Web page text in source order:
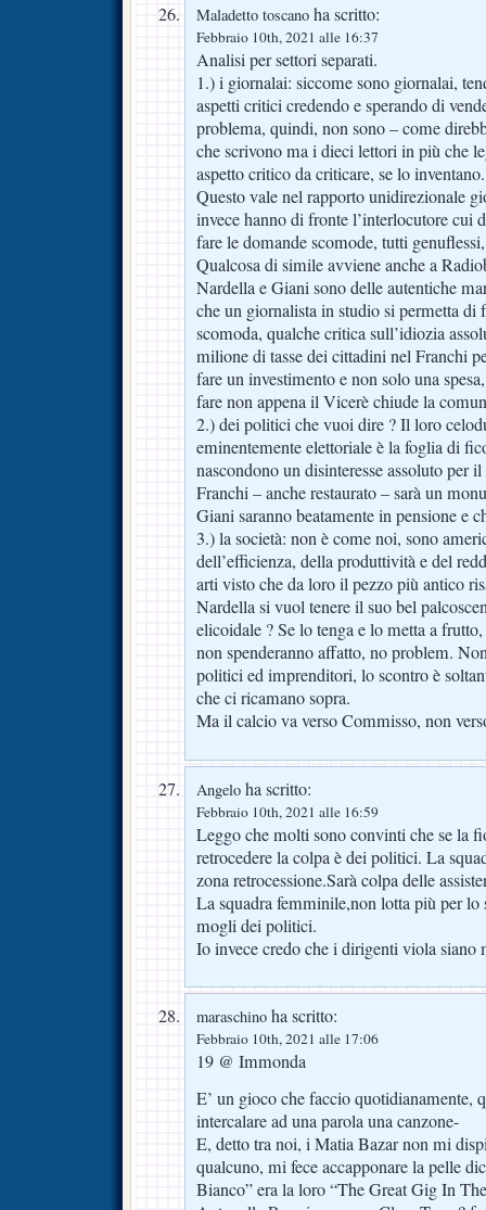
Maladetto toscano ha scritto:
Febbraio 10th, 2021 alle 16:37
Analisi per settori separati.
1.) i giornalai: siccome sono giornalai,
aspetti critici credendo e sperando di
problema, quindi, non sono – come
che scrivono ma i dieci lettori in più che
aspetto critico da criticare, se lo inventano.
Questo vale nel rapporto unidirezionale
invece hanno di fronte l’interlocutore cui
fare le domande scomode, tutti
Qualcosa di simile avviene anche a
Nardella e Giani sono delle autentiche
che un giornalista in studio si permetta di
scomoda, qualche critica sull’idiozia
milione di tasse dei cittadini nel Franchi
fare un investimento e non solo una
fare non appena il Vicerè chiude la
2.) dei politici che vuoi dire ? Il loro
eminentemente elettoriale è la foglia di
nascondono un disinteresse assoluto per
Franchi – anche restaurato – sarà un
Giani saranno beatamente in pensione e
3.) la società: non è come noi, sono
dell’efficienza, della produttività e del
arti visto che da loro il pezzo più antico
Nardella si vuol tenere il suo bel
elicoidale ? Se lo tenga e lo metta a
non spenderanno affatto, no problem.
politici ed imprenditori, lo scontro è
che ci ricamano sopra.
Ma il calcio va verso Commisso, non
Angelo ha scritto:
Febbraio 10th, 2021 alle 16:59
Leggo che molti sono convinti che se la
retrocedere la colpa è dei politici. La
zona retrocessione.Sarà colpa delle
La squadra femminile,non lotta più per lo
mogli dei politici.
Io invece credo che i dirigenti viola siano
maraschino ha scritto:
Febbraio 10th, 2021 alle 17:06
19 @ Immonda
E’ un gioco che faccio quotidianamente,
intercalare ad una parola una canzone-
E, detto tra noi, i Matia Bazar non mi
qualcuno, mi fece accapponare la pelle
Bianco” era la loro “The Great Gig In